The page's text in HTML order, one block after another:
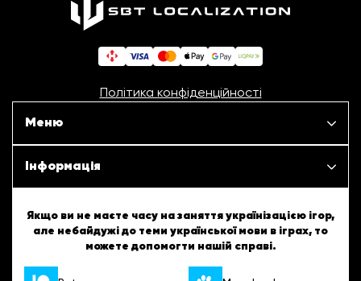
Політика конфіденційності
Меню
Наші проєкти
Інформація
ШБТурнір
ШБТворчість
Якщо ви не маєте часу на заняття українізацією ігор,
але небайдужі до теми української мови в іграх, то
можете допомогти нашій справі.